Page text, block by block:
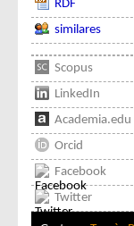
RDF
similares
Scopus
LinkedIn
Academia.edu
Orcid
Facebook
Twitter